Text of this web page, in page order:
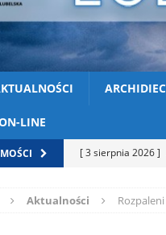
LINE
[ 3 sierpnia 2026 ]
[ 2 sierpnia 2026 ]
Aktualności